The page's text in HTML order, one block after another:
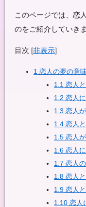
このページでは、恋
のをご紹介していきま
目次 [非表示]
1 恋人の夢の意
1.1 恋人
1.2 恋人
1.3 恋人
1.4 恋人
1.5 恋人
1.6 恋人
1.7 恋人
1.8 恋人
1.9 恋人
1.10 恋人